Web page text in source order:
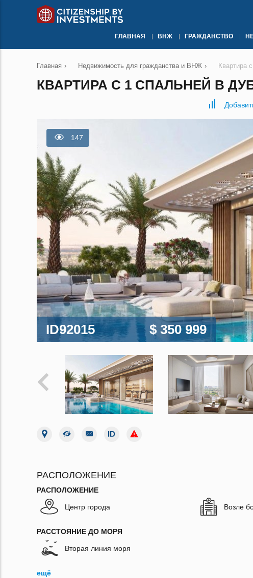
ГЛАВНАЯ ВНЖ ГРАЖДАНСТВО
Главная › Недвижимость для гражданства и ВНЖ › Квартира
КВАРТИРА С 1 СПАЛЬНЕЙ В
147
ID92015 $ 350 999
РАСПОЛОЖЕНИЕ
РАСПОЛОЖЕНИЕ
Центр города Возле
РАССТОЯНИЕ ДО МОРЯ
Вторая линия моря
ещё